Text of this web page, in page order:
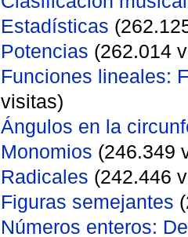
Estadísticas
Potencias (262.014
Funciones lineales:
visitas)
Ángulos en la
Monomios (246.349
Radicales (242.446
Figuras semejantes
Números enteros: